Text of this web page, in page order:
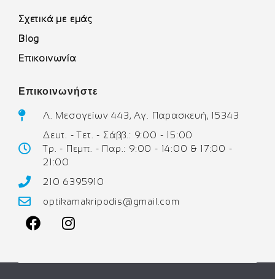
Σχετικά με εμάς
Blog
Επικοινωνία
Επικοινωνήστε
Λ. Μεσογείων 443, Αγ. Παρασκευή, 15343
Δευτ. - Τετ. - Σάββ.: 9:00 - 15:00
Τρ. - Πεμπ. - Παρ.: 9:00 - 14:00 & 17:00 -
21:00
210 6395910
optikamakripodis@gmail.com